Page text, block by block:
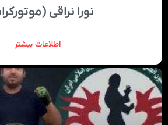
نورا نراقی
اطلاعات بیشتر